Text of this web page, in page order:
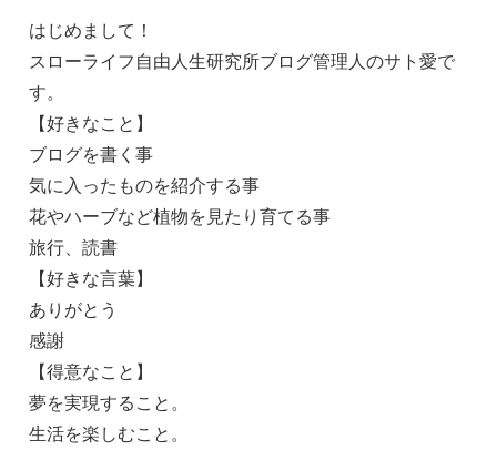
はじめまして！
スローライフ自由人生研究所ブログ管理人のサト愛で
す。
【好きなこと】
ブログを書く事
気に入ったものを紹介する事
花やハーブなど植物を見たり育てる事
旅行、読書
【好きな言葉】
ありがとう
感謝
【得意なこと】
夢を実現すること。
生活を楽しむこと。